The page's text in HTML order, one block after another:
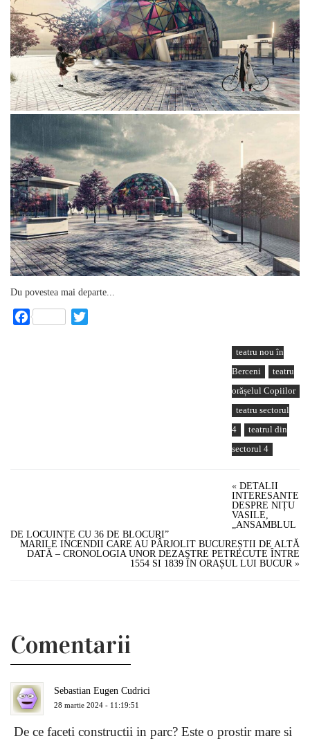
Du povestea mai departe...
Facebook
teatru nou în
Berceni
teatru
orășelul Copiilor
teatru sectorul
4
teatrul din
sectorul 4
« DETALII
INTERESANTE
DESPRE NIȚU
VASILE,
„ANSAMBLUL
DE LOCUINȚE CU 36 DE BLOCURI”
MARILE INCENDII CARE AU PÂRJOLIT BUCUREȘTII DE ALTĂ
DATĂ – CRONOLOGIA UNOR DEZASTRE PETRECUTE ÎNTRE
1554 SI 1839 ÎN ORAȘUL LUI BUCUR»
Comentarii
Sebastian Eugen Cudrici
28 martie 2024 - 11:19:51
De ce faceti constructii in parc? Este o prostir mare si